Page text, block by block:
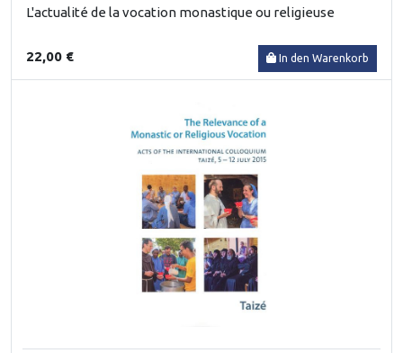
L'actualité de la vocation monastique ou religieuse
22,00 € In den Warenkorb